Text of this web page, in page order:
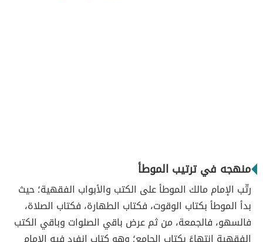
منهجه في ترتيب الموطأ
رتّب الإمام مالك الموطأ على الكتب والأبواب الفقهية؛ حيث
بدأ الموطأ بكتاب الوقوت، فكتاب الطهارة، فكتاب الصلاة،
فالسهو، فالجمعة، من ثم عرض باقي الصلوات وباقي الكتب